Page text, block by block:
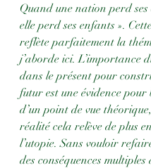
Quand une nation perd ses
elle perd ses enfants ».
reflète parfaitement la
j’aborde ici. L’importance
dans le présent pour
futur est une évidence pour
d’un point de vue
réalité cela relève de plus
l’utopie. Sans vouloir
des conséquences